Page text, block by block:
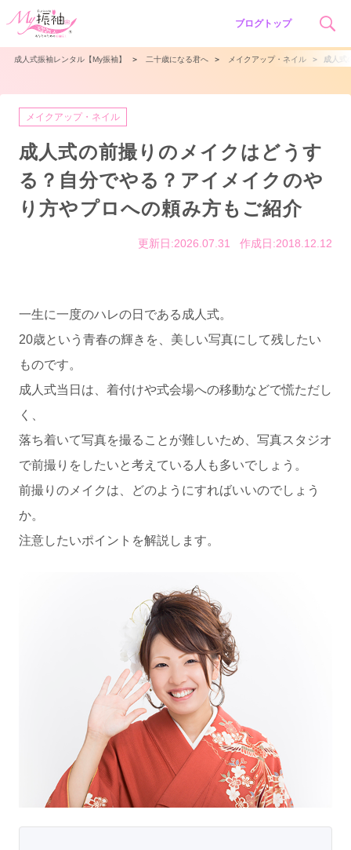
ブログトップ
成人式振袖レンタル【My振袖】 ＞ 二十歳になる君へ ＞ メイクアップ・ネイル ＞ 成人式
メイクアップ・ネイル
成人式の前撮りのメイクはどうす
る？自分でやる？アイメイクのや
り方やプロへの頼み方もご紹介
更新日:2026.07.31 作成日:2018.12.12
一生に一度のハレの日である成人式。
20歳という青春の輝きを、美しい写真にして残したい
ものです。
成人式当日は、着付けや式会場への移動などで慌ただし
く、
落ち着いて写真を撮ることが難しいため、写真スタジオ
で前撮りをしたいと考えている人も多いでしょう。
前撮りのメイクは、どのようにすればいいのでしょう
か。
注意したいポイントを解説します。